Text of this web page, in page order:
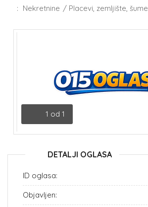
: Nekretnine / Placevi, zemljište, šume
1 od 1
DETALJI OGLASA
ID oglasa:
Objavljen: